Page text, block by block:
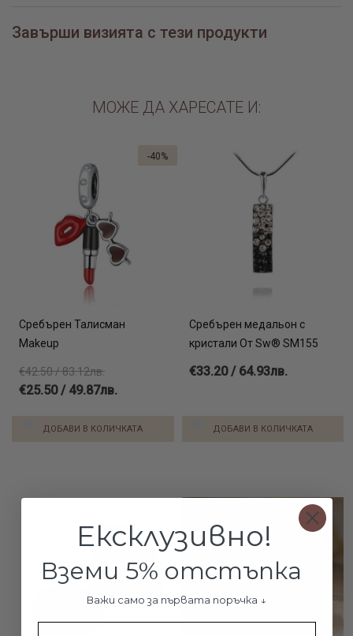
отличителен акцент, който се комбинира с лекота както с
класически, така и със съвременни тоалети.
сребърен гердан с име
Завърши визията с тези продукти
МОЖЕ ДА ХАРЕСАТЕ И:
Сребърен Талисман
Makeup
€42.50 / 83.12лв.
€25.50 / 49.87лв.
ДОБАВИ В КОЛИЧКАТА
-40%
Сребърен медальон с
кристали От Sw® SM155
€33.20 / 64.93лв.
ДОБАВИ В КОЛИЧКАТА
Ексклузивно!
Вземи 5% отстъпка
Важи само за първата поръчка ↓